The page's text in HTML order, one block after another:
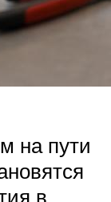
на пути
в